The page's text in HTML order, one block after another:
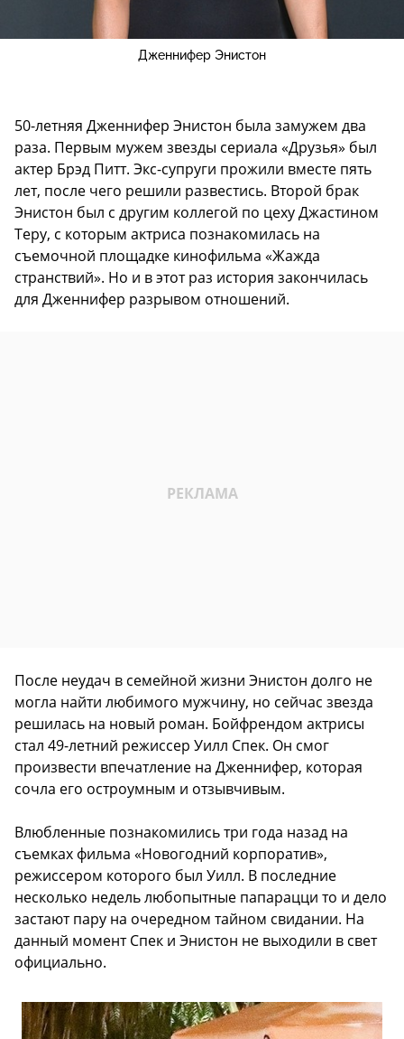
Дженнифер Энистон
50-летняя Дженнифер Энистон была замужем два
раза. Первым мужем звезды сериала «Друзья» был
актер Брэд Питт. Экс-супруги прожили вместе пять
лет, после чего решили развестись. Второй брак
Энистон был с другим коллегой по цеху Джастином
Теру, с которым актриса познакомилась на
съемочной площадке кинофильма «Жажда
странствий». Но и в этот раз история закончилась
для Дженнифер разрывом отношений.
После неудач в семейной жизни Энистон долго не
могла найти любимого мужчину, но сейчас звезда
решилась на новый роман. Бойфрендом актрисы
стал 49-летний режиссер Уилл Спек. Он смог
произвести впечатление на Дженнифер, которая
сочла его остроумным и отзывчивым.
Влюбленные познакомились три года назад на
съемках фильма «Новогодний корпоратив»,
режиссером которого был Уилл. В последние
несколько недель любопытные папарацци то и дело
застают пару на очередном тайном свидании. На
данный момент Спек и Энистон не выходили в свет
официально.